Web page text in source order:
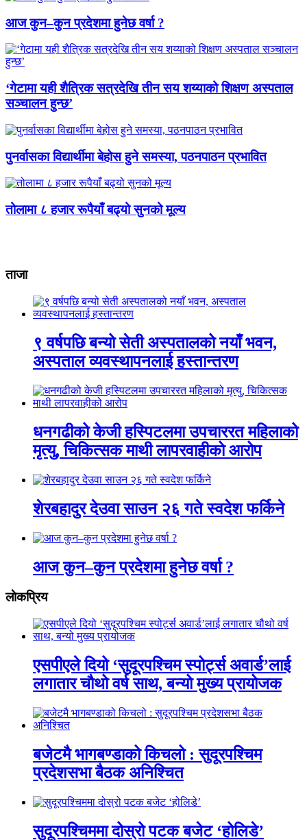
आज कुन–कुन प्रदेशमा हुनेछ वर्षा ?
‘गेटामा यही शैत्रिक सत्रदेखि तीन सय शय्याको शिक्षण अस्पताल
सञ्चालन हुन्छ’
पुनर्वासका विद्यार्थीमा बेहोस हुने समस्या, पठनपाठन प्रभावित
तोलामा ८ हजार रूपैयाँ बढ्यो सुनको मूल्य
ताजा
९ वर्षपछि बन्यो सेती अस्पतालको नयाँ भवन,
अस्पताल व्यवस्थापनलाई हस्तान्तरण
धनगढीको केजी हस्पिटलमा उपचाररत महिलाको
मृत्यु, चिकित्सक माथी लापरवाहीको आरोप
शेरबहादुर देउवा साउन २६ गते स्वदेश फर्किने
आज कुन–कुन प्रदेशमा हुनेछ वर्षा ?
लाेकप्रिय
एसपीएले दियो ‘सुदूरपश्चिम स्पोर्ट्स अवार्ड’लाई
लगातार चौथो वर्ष साथ, बन्यो मुख्य प्रायोजक
बजेटमै भागबण्डाको किचलो : सुदूरपश्चिम
प्रदेशसभा बैठक अनिश्चित
सुदूरपश्चिममा दोस्रो पटक बजेट ‘होलिडे’